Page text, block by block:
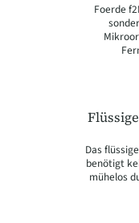
Foerde
Das
benötigt
mühelos